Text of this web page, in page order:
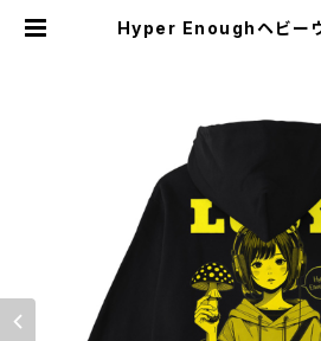
Hyper Enoughヘビー